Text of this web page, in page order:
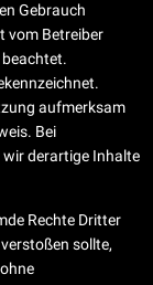
Gebrauch
vom Betreiber
aufmerksam
Bei
derartige Inhalte
Rechte Dritter
sollte,